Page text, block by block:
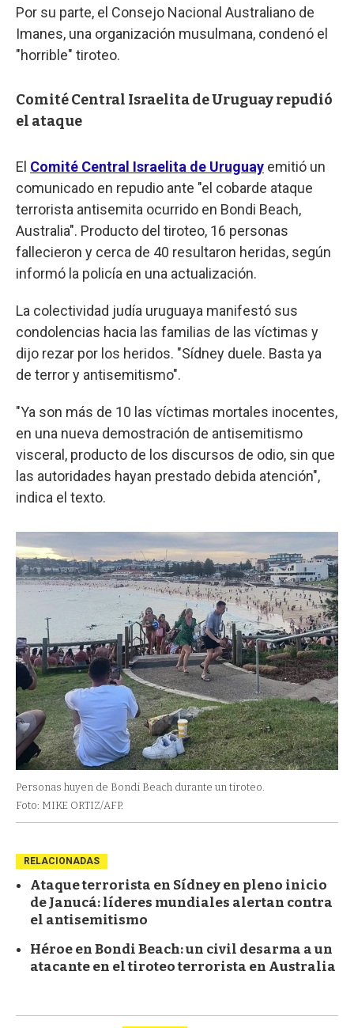
Por su parte, el Consejo Nacional Australiano de
Imanes, una organización musulmana, condenó el
"horrible" tiroteo.
Comité Central Israelita de Uruguay repudió
el ataque
El Comité Central Israelita de Uruguay emitió un
comunicado en repudio ante "el cobarde ataque
terrorista antisemita ocurrido en Bondi Beach,
Australia". Producto del tiroteo, 16 personas
fallecieron y cerca de 40 resultaron heridas, según
informó la policía en una actualización.
La colectividad judía uruguaya manifestó sus
condolencias hacia las familias de las víctimas y
dijo rezar por los heridos. "Sídney duele. Basta ya
de terror y antisemitismo".
"Ya son más de 10 las víctimas mortales inocentes,
en una nueva demostración de antisemitismo
visceral, producto de los discursos de odio, sin que
las autoridades hayan prestado debida atención",
indica el texto.
Personas huyen de Bondi Beach durante un tiroteo.
Foto: MIKE ORTIZ/AFP.
RELACIONADAS
Ataque terrorista en Sídney en pleno inicio
de Janucá: líderes mundiales alertan contra
el antisemitismo
Héroe en Bondi Beach: un civil desarma a un
atacante en el tiroteo terrorista en Australia